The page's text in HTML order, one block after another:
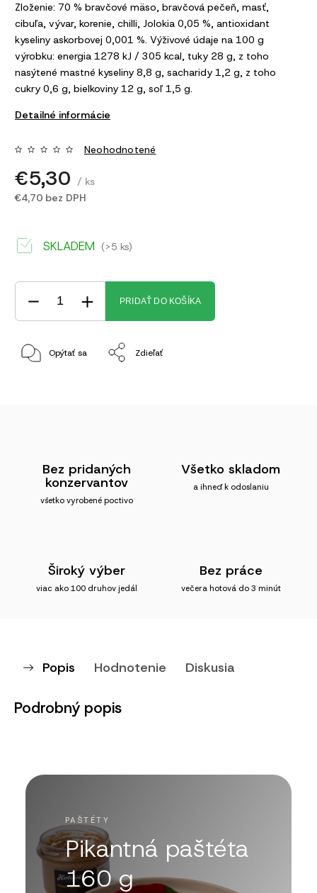
Zloženie: 70 % bravčové mäso, bravčová pečeň, masť,
cibuľa, vývar, korenie, chilli, Jolokia 0,05 %, antioxidant
kyseliny askorbovej 0,001 %. Výživové údaje na 100 g
výrobku: energia 1278 kJ / 305 kcal, tuky 28 g, z toho
nasýtené mastné kyseliny 8,8 g, sacharidy 1,2 g, z toho
cukry 0,6 g, bielkoviny 12 g, soľ 1,5 g.
Detailné informácie
Neohodnotené
€5,30
/ ks
€4,70 bez DPH
SKLADEM (>5 ks)
PRIDAŤ DO KOŠÍKA
Opýtať sa Zdieľať
Bez pridaných
konzervantov
všetko vyrobené poctivo
Všetko skladom
a ihneď k odoslaniu
Široký výber
viac ako 100 druhov jedál
Bez práce
večera hotová do 3 minút
Popis Hodnotenie Diskusia
Podrobný popis
PAŠTÉTY
Pikantná paštéta
160 g